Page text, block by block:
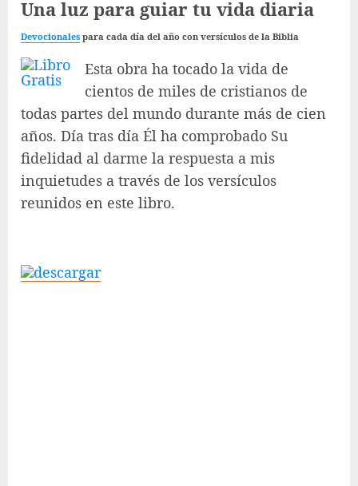
Una luz para guiar tu vida diaria
Devocionales para cada día del año con versículos de la Biblia
Esta obra ha tocado la vida de
cientos de miles de cristianos de
todas partes del mundo durante más de cien
años. Día tras día Él ha comprobado Su
fidelidad al darme la respuesta a mis
inquietudes a través de los versículos
reunidos en este libro.